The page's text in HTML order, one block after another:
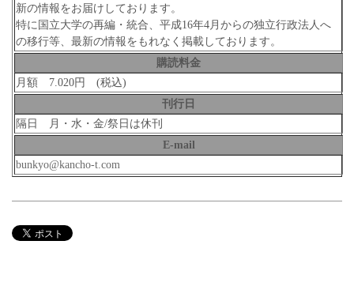
新の情報をお届けしております。
特に国立大学の再編・統合、平成16年4月からの独立行政法人へ
の移行等、最新の情報をもれなく掲載しております。
購読料金
月額 7.020円 (税込)
刊行日
隔日 月・水・金/祭日は休刊
E-mail
bunkyo@kancho-t.com